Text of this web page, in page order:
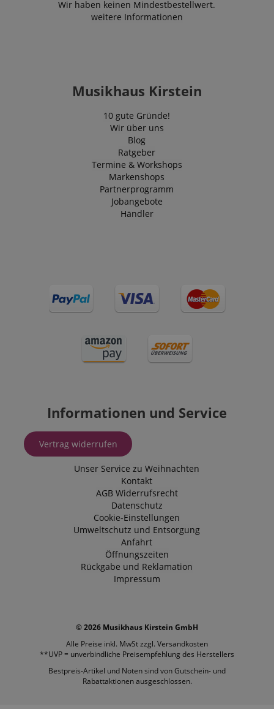
Wir haben keinen Mindestbestellwert.
weitere Informationen
Musikhaus Kirstein
10 gute Gründe!
Wir über uns
Blog
Ratgeber
Termine & Workshops
Markenshops
Partnerprogramm
Jobangebote
Händler
Informationen und Service
Vertrag widerrufen
Unser Service zu Weihnachten
Kontakt
AGB Widerrufsrecht
Datenschutz
Cookie-Einstellungen
Umweltschutz und Entsorgung
Anfahrt
Öffnungszeiten
Rückgabe und Reklamation
Impressum
© 2026 Musikhaus Kirstein GmbH
Alle Preise inkl. MwSt zzgl. Versandkosten
**UVP = unverbindliche Preisempfehlung des Herstellers
Bestpreis-Artikel und Noten sind von Gutschein- und
Rabattaktionen ausgeschlossen.